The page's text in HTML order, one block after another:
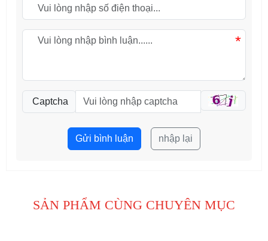
*
Captcha
Gửi bình luận nhập lại
SẢN PHẨM CÙNG CHUYÊN MỤC